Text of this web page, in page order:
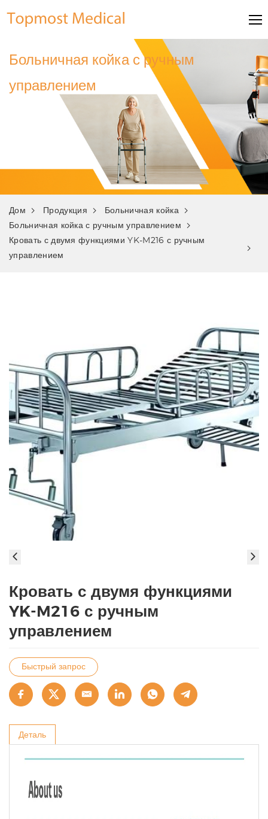
Больничная койка с ручным
управлением
Дом Продукция
Больничная койка
Больничная койка с ручным управлением
Кровать с двумя функциями YK-M216 с ручным
управлением
Кровать с двумя функциями
YK-M216 с ручным
управлением
Быстрый запрос
Деталь